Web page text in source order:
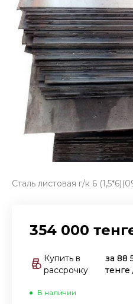
Сталь листовая г/к 6
354 000
Купить в
рассрочку
за 88
тенге
В наличии